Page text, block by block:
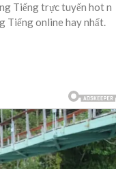
Tiếng trực tuyến hot n
Tiếng online hay nhất.